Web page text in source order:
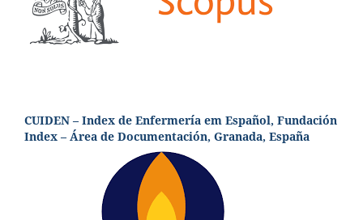
CUIDEN – Index de Enfermería em Español, Fundación
Index – Área de Documentación, Granada, España